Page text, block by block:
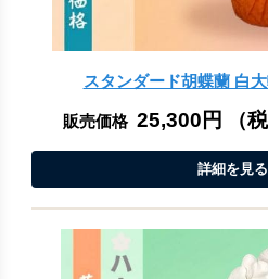
スタンダード胡蝶蘭 白
販売価格 25,300円 （